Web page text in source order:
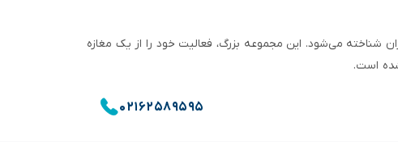
استان تهران شناخته می‌شود. این مجموعه بزرگ، فعالیت خود را از یک مغازه
شده است.
۰۲۱۶۲۵۸۹۵۹۵